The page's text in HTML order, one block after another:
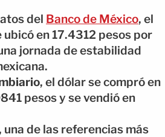
del Banco de México, el
en 17.4312 pesos por
jornada de estabilidad
, el dólar se compró en
pesos y se vendió en
una de las referencias más